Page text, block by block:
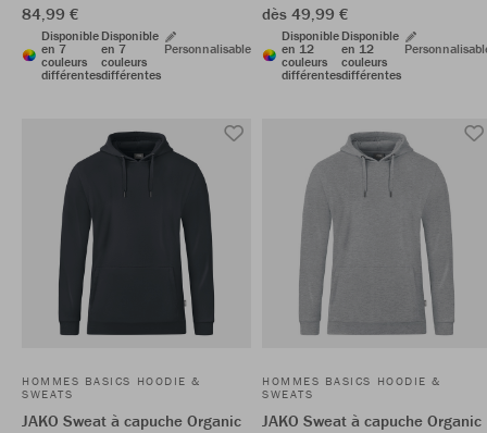
84,99 €
Disponible
en 7
couleurs
différentes
Disponible
en 7
couleurs
différentes
Personnalisable
dès 49,99 €
Disponible
en 12
couleurs
différentes
Disponible
en 12
couleurs
différentes
HOMMES BASICS HOODIE &
SWEATS
JAKO Sweat à capuche Organic
HOMMES BASICS HOODIE &
SWEATS
JAKO Sweat à capuche Organic